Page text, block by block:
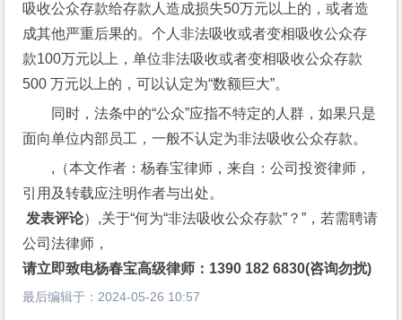
吸收公众存款给存款人造成损失50万元以上的，或者造
成其他严重后果的。个人非法吸收或者变相吸收公众存
款100万元以上，单位非法吸收或者变相吸收公众存款
500 万元以上的，可以认定为“数额巨大”。
同时，法条中的“公众”应指不特定的人群，如果只是
面向单位内部员工，一般不认定为非法吸收公众存款。
,（本文作者：杨春宝律师，来自：公司投资律师，
引用及转载应注明作者与出处。
发表评论）,关于“何为“非法吸收公众存款”？”，若需聘请
公司法律师，
请立即致电杨春宝高级律师：1390 182 6830(咨询勿扰)
最后编辑于： 2024-05-26 10:57